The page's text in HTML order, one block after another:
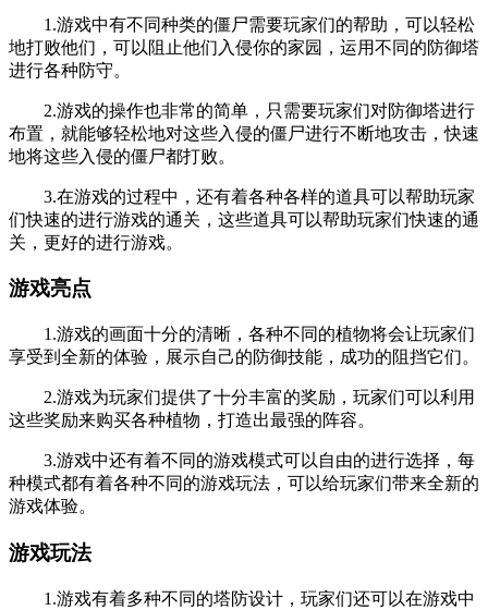
1.游戏中有不同种类的僵尸需要玩家们的帮助，可以轻松
地打败他们，可以阻止他们入侵你的家园，运用不同的防御塔
进行各种防守。
2.游戏的操作也非常的简单，只需要玩家们对防御塔进行
布置，就能够轻松地对这些入侵的僵尸进行不断地攻击，快速
地将这些入侵的僵尸都打败。
3.在游戏的过程中，还有着各种各样的道具可以帮助玩家
们快速的进行游戏的通关，这些道具可以帮助玩家们快速的通
关，更好的进行游戏。
游戏亮点
1.游戏的画面十分的清晰，各种不同的植物将会让玩家们
享受到全新的体验，展示自己的防御技能，成功的阻挡它们。
2.游戏为玩家们提供了十分丰富的奖励，玩家们可以利用
这些奖励来购买各种植物，打造出最强的阵容。
3.游戏中还有着不同的游戏模式可以自由的进行选择，每
种模式都有着各种不同的游戏玩法，可以给玩家们带来全新的
游戏体验。
游戏玩法
1.游戏有着多种不同的塔防设计，玩家们还可以在游戏中